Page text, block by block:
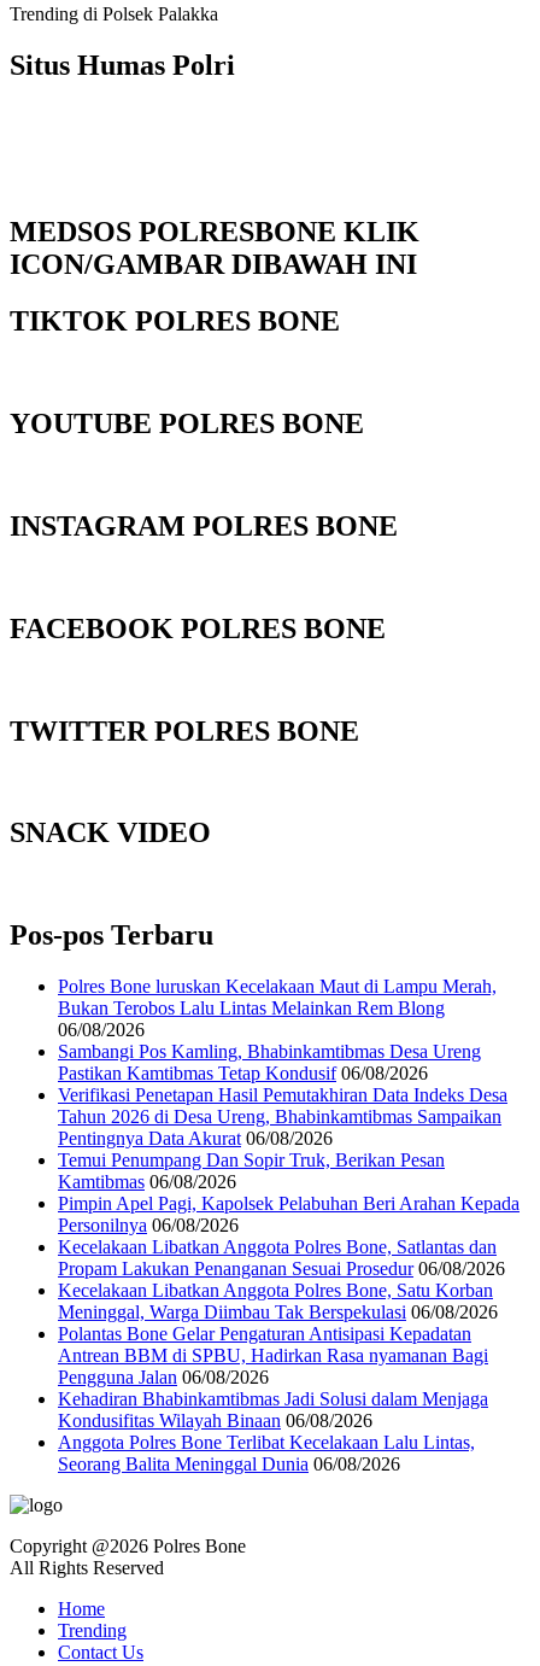
Trending di Polsek Palakka
Situs Humas Polri
MEDSOS POLRESBONE KLIK
ICON/GAMBAR DIBAWAH INI
TIKTOK POLRES BONE
YOUTUBE POLRES BONE
INSTAGRAM POLRES BONE
FACEBOOK POLRES BONE
TWITTER POLRES BONE
SNACK VIDEO
Pos-pos Terbaru
Polres Bone luruskan Kecelakaan Maut di Lampu Merah,
Bukan Terobos Lalu Lintas Melainkan Rem Blong
06/08/2026
Sambangi Pos Kamling, Bhabinkamtibmas Desa Ureng
Pastikan Kamtibmas Tetap Kondusif 06/08/2026
Verifikasi Penetapan Hasil Pemutakhiran Data Indeks Desa
Tahun 2026 di Desa Ureng, Bhabinkamtibmas Sampaikan
Pentingnya Data Akurat 06/08/2026
Temui Penumpang Dan Sopir Truk, Berikan Pesan
Kamtibmas 06/08/2026
Pimpin Apel Pagi, Kapolsek Pelabuhan Beri Arahan Kepada
Personilnya 06/08/2026
Kecelakaan Libatkan Anggota Polres Bone, Satlantas dan
Propam Lakukan Penanganan Sesuai Prosedur 06/08/2026
Kecelakaan Libatkan Anggota Polres Bone, Satu Korban
Meninggal, Warga Diimbau Tak Berspekulasi 06/08/2026
Polantas Bone Gelar Pengaturan Antisipasi Kepadatan
Antrean BBM di SPBU, Hadirkan Rasa nyamanan Bagi
Pengguna Jalan 06/08/2026
Kehadiran Bhabinkamtibmas Jadi Solusi dalam Menjaga
Kondusifitas Wilayah Binaan 06/08/2026
Anggota Polres Bone Terlibat Kecelakaan Lalu Lintas,
Seorang Balita Meninggal Dunia 06/08/2026
Copyright @2026 Polres Bone
All Rights Reserved
Home
Trending
Contact Us